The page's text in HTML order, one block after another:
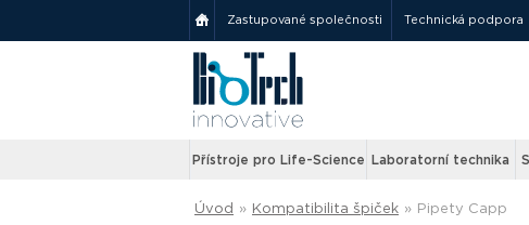
Zastupované společnosti Technická podpora
Přístroje pro Life-Science Laboratorní technika
Úvod » Kompatibilita špiček » Pipety Capp